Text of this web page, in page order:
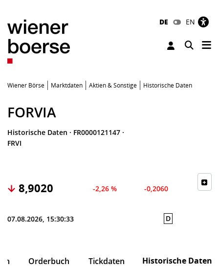
DE EN
Toggle
Wiener Börse Marktdaten Aktien & Sonstige Historische Daten
FORVIA
Historische Daten · FR0000121147 ·
FRVI
8,9020 -2,26 % -0,2060
07.08.2026, 15:30:33 D
Orderbuch Tickdaten Historische Daten